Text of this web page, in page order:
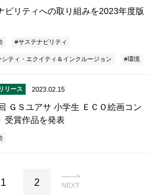
ビリティへの取り組みを2023年度版
サステナビリティ
シティ・エクイティ＆インクルージョン 環境
リース 2023.02.15
ＧＳユアサ 小学生 ＥＣＯ絵画コン
受賞作品を発表
1 2 NEXT